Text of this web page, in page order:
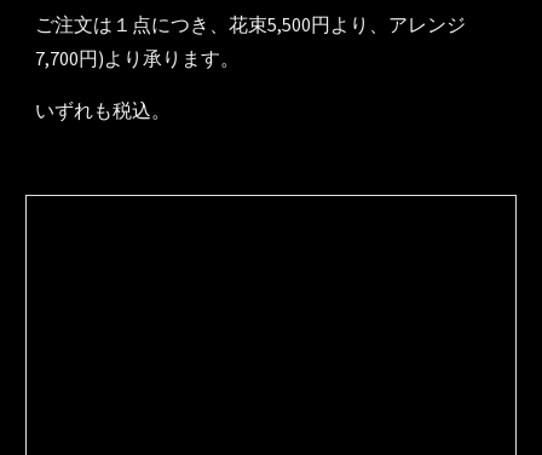
ご注文は１点につき、花束5,500円より、アレンジ
7,700円)より承ります。
いずれも税込。